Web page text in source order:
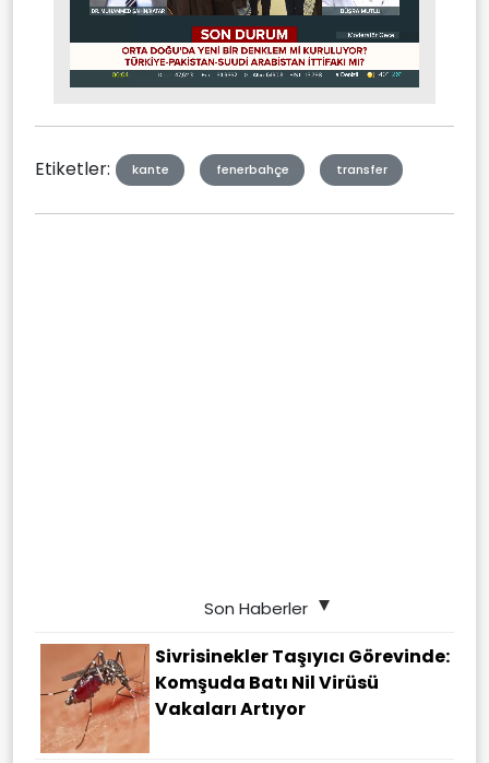
Mute Stream
Etiketler: kante fenerbahçe transfer
Son Haberler
Sivrisinekler Taşıyıcı Görevinde:
Komşuda Batı Nil Virüsü
Vakaları Artıyor